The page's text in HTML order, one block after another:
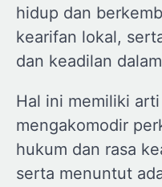
hidup dan
kearifan lokal,
dan keadilan
Hal ini memiliki
mengakomodir
hukum dan rasa
serta menuntut